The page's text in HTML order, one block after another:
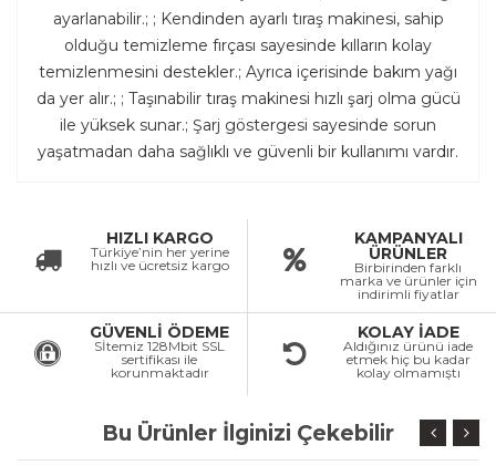
ayarlanabilir.; ; Kendinden ayarlı tıraş makinesi, sahip
olduğu temizleme fırçası sayesinde kılların kolay
temizlenmesini destekler.; Ayrıca içerisinde bakım yağı
da yer alır.; ; Taşınabilir tıraş makinesi hızlı şarj olma gücü
ile yüksek sunar.; Şarj göstergesi sayesinde sorun
yaşatmadan daha sağlıklı ve güvenli bir kullanımı vardır.
HIZLI KARGO
Türkiye’nin her yerine
hızlı ve ücretsiz kargo
KAMPANYALI
ÜRÜNLER
Birbirinden farklı
marka ve ürünler için
indirimli fiyatlar
GÜVENLİ ÖDEME
Sİtemiz 128Mbit SSL
sertifikası ile
korunmaktadır
KOLAY İADE
Aldığınız ürünü iade
etmek hiç bu kadar
kolay olmamıştı
Bu Ürünler İlginizi Çekebilir